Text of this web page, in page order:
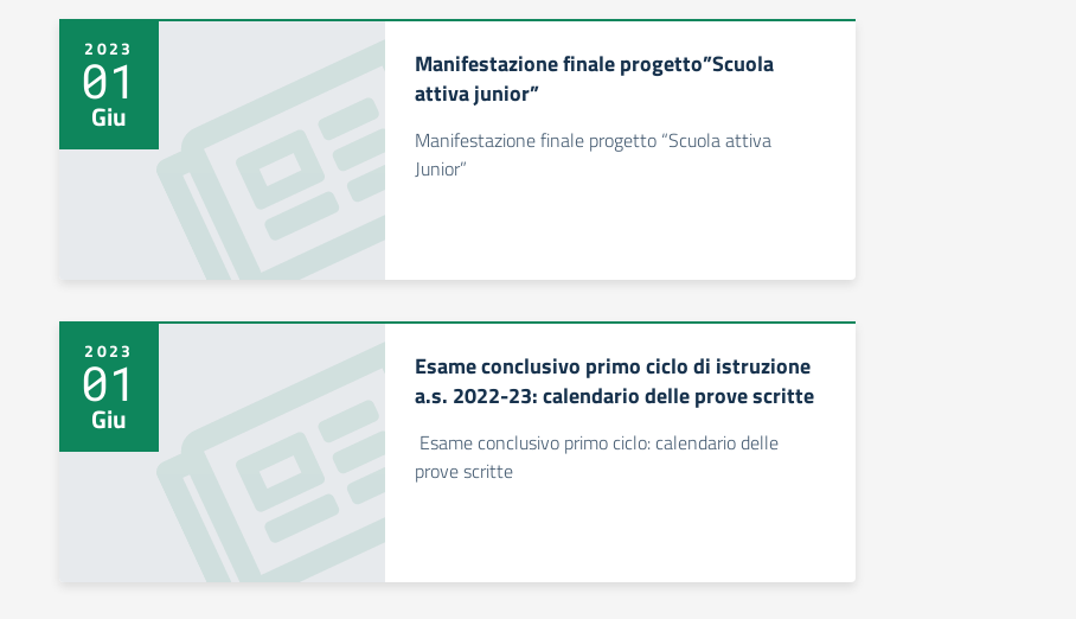
2023
01
Giu
Manifestazione finale progetto”Scuola
attiva junior”
Manifestazione finale progetto “Scuola attiva
Junior”
2023
01
Giu
Esame conclusivo primo ciclo di istruzione
a.s. 2022-23: calendario delle prove scritte
Esame conclusivo primo ciclo: calendario delle
prove scritte